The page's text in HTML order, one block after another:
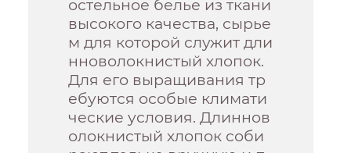
остельное белье из ткани
высокого качества, сырье
м для которой служит дли
нноволокнистый хлопок.
Для его выращивания тр
ебуются особые климати
ческие условия. Длиннов
олокнистый хлопок соби